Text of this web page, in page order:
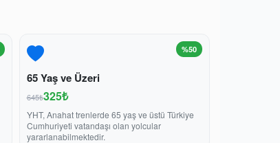
%50
65 Yaş ve Üzeri
645₺325₺
YHT, Anahat trenlerde 65 yaş ve üstü Türkiye
Cumhuriyeti vatandaşı olan yolcular
yararlanabilmektedir.